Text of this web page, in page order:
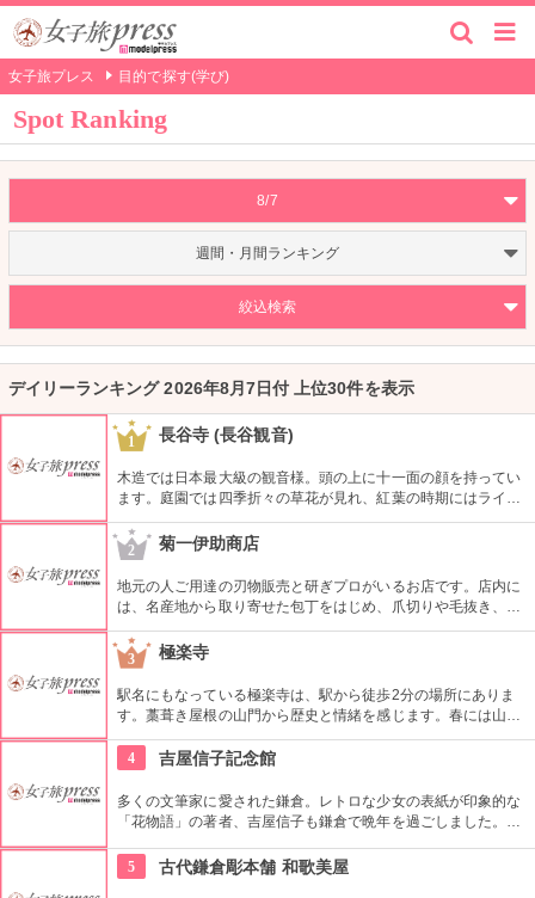
女子旅プレス 目的で探す(学び)
Spot Ranking
8/7
週間・月間ランキング
絞込検索
デイリーランキング 2026年8月7日付 上位30件を表示
1 長谷寺 (長谷観音)
木造では日本最大級の観音様。頭の上に十一面の顔を持ってい
ます。庭園では四季折々の草花が見れ、紅葉の時期にはライト
アップされた風景が幻想的。敷地内に宝物館もあり、美術工芸
品や考古資料などの文化財が展示されています。
2 菊一伊助商店
地元の人ご用達の刃物販売と研ぎプロがいるお店です。店内に
は、名産地から取り寄せた包丁をはじめ、爪切りや毛抜き、眉
抜きなどのアイテムが並んでいます。包丁は買ったその場で本
研ぎをしてくれるので、間近で職人の研ぎを見られるのも魅力
です！
3 極楽寺
駅名にもなっている極楽寺は、駅から徒歩2分の場所にありま
す。藁葺き屋根の山門から歴史と情緒を感じます。春には山門
前の桜が大変美しく、思わず写真におさめたくなる光景です。
またお正月と4月8日にご開帳される、重要文化財の秘仏「清涼
4 吉屋信子記念館
多くの文筆家に愛された鎌倉。レトロな少女の表紙が印象的な
「花物語」の著者、吉屋信子も鎌倉で晩年を過ごしました。近
います。代表作の「女人平家」や「源氏物語」など直筆原稿な
ど貴重な資料を見ることができます。
5 古代鎌倉彫本舗 和歌美屋